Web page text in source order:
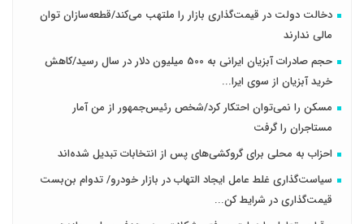
دخالت دولت در قیمت‌گذاری بازار را ملتهب می‌کند/قطعه‌سازان توان
مالی ندارند
حجم صادرات آبزیان ایرانی به 500 میلیون دلار در سال رسید/کاهش
خرید آبزیان از سوی ایرا...
مسکن را نمی‌توان احتکار کرد/شخص رئیس‌جمهور از من آمار
مستاجران را گرفت
احزاب به محلی برای گروکشی‌های پس از انتخابات تبدیل شده‌اند
سیاست‌گذاری غلط عامل ایجاد التهاب در بازار خودرو/ تدوام بن‌بست
قیمت‌گذاری در شرایط کن...